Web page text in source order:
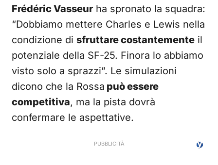
Frédéric Vasseur ha spronato la squadra:
“Dobbiamo mettere Charles e Lewis nella
condizione di sfruttare costantemente il
potenziale della SF-25. Finora lo abbiamo
visto solo a sprazzi”. Le simulazioni
dicono che la Rossa può essere
competitiva, ma la pista dovrà
confermare le aspettative.